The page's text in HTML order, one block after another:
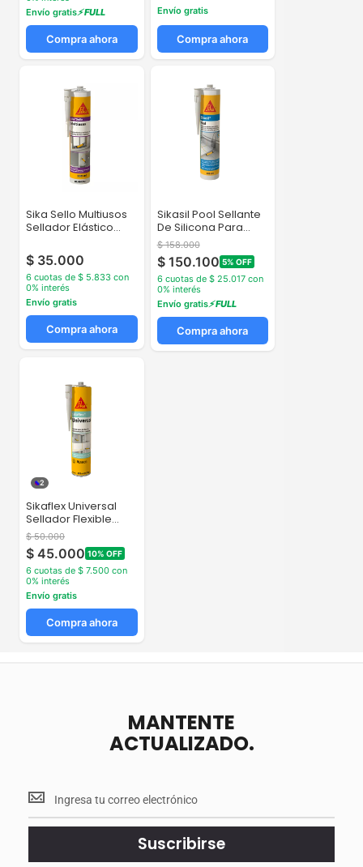
Envío gratis⚡ FULL
Compra ahora
Envío gratis
Compra ahora
Sika Sello Multiusos
Sellador Elástico
$ 35.000
6 cuotas de $ 5.833 con
0% interés
Envío gratis
Compra ahora
Sikasil Pool Sellante
De Silicona Para
Piscinas...
$ 158.000
$ 150.100 5% OFF
6 cuotas de $ 25.017 con
0% interés
Envío gratis⚡ FULL
Compra ahora
2
Sikaflex Universal
Sellador Flexible
Poliuretano...
$ 50.000
$ 45.000 10% OFF
6 cuotas de $ 7.500 con
0% interés
Envío gratis
Compra ahora
MANTENTE
ACTUALIZADO.
Mantente
<br>
actualizado.
Suscribirse